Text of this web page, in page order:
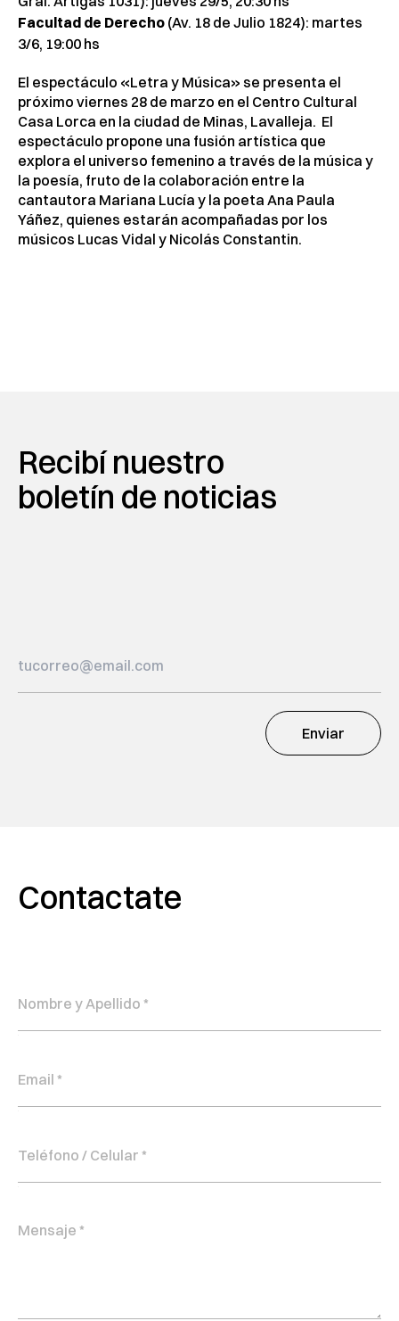
Facultad de Derecho (Av. 18 de Julio 1824): martes
3/6, 19:00 hs
El espectáculo «Letra y Música» se presenta el
próximo viernes 28 de marzo en el Centro Cultural
Casa Lorca en la ciudad de Minas, Lavalleja. El
espectáculo propone una fusión artística que
explora el universo femenino a través de la música y
la poesía, fruto de la colaboración entre la
cantautora Mariana Lucía y la poeta Ana Paula
Yáñez, quienes estarán acompañadas por los
músicos Lucas Vidal y Nicolás Constantin.
Recibí nuestro
boletín de noticias
Enviar
Contactate